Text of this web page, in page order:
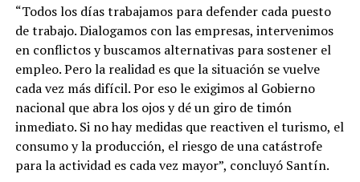
“Todos los días trabajamos para defender cada puesto
de trabajo. Dialogamos con las empresas, intervenimos
en conflictos y buscamos alternativas para sostener el
empleo. Pero la realidad es que la situación se vuelve
cada vez más difícil. Por eso le exigimos al Gobierno
nacional que abra los ojos y dé un giro de timón
inmediato. Si no hay medidas que reactiven el turismo, el
consumo y la producción, el riesgo de una catástrofe
para la actividad es cada vez mayor”, concluyó Santín.